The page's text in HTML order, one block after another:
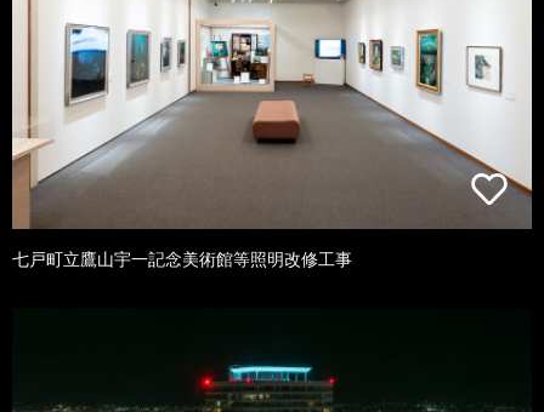
七戸町立鷹山宇一記念美術館等照明改修工事